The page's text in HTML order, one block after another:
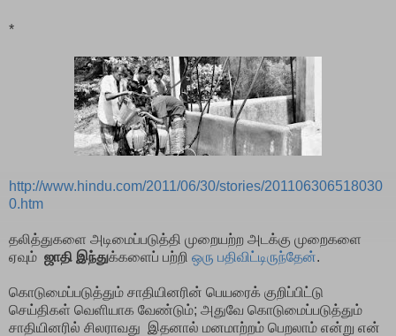
*
http://www.hindu.com/2011/06/30/stories/201106306518030
0.htm
தலித்துகளை அடிமைப்படுத்தி முறையற்ற அடக்கு முறைகளை
ஏவும் ஜாதி இந்துக்களைப் பற்றி ஒரு பதிவிட்டிருந்தேன்.
கொடுமைப்படுத்தும் சாதியினரின் பெயரைக் குறிப்பிட்டு
செய்திகள் வெளியாக வேண்டும்; அதுவே கொடுமைப்படுத்தும்
சாதியினரில் சிலராவது இதனால் மனமாற்றம் பெறலாம் என்று என்